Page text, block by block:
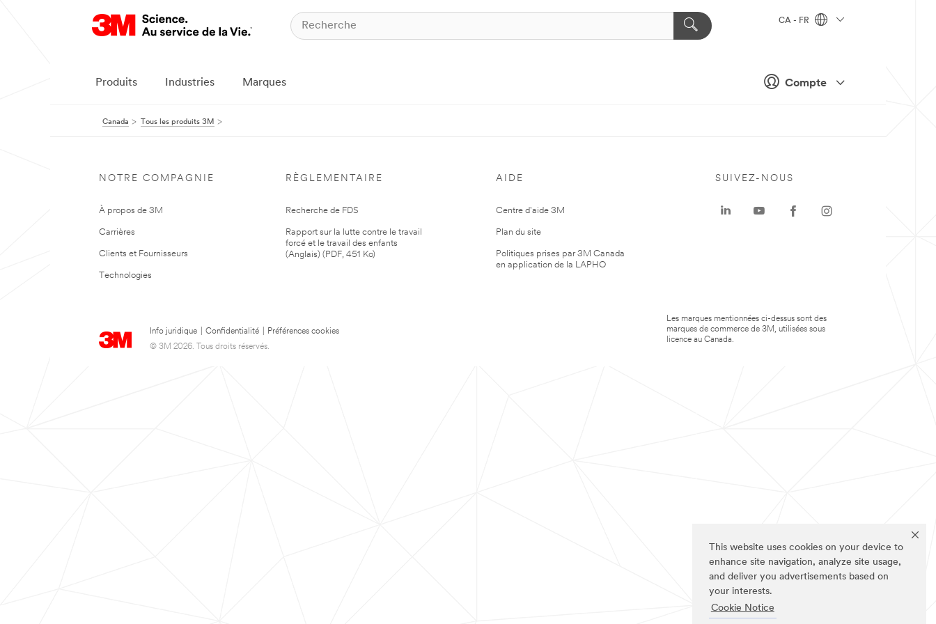
This website uses cookies on your device to
enhance site navigation, analyze site usage,
and deliver you advertisements based on
your interests.
Cookie Notice
Compte
CA - FR
Produits Industries Marques
Canada Tous les produits 3M
NOTRE COMPAGNIE
À propos de 3M
Carrières
Clients et Fournisseurs
Technologies
RÈGLEMENTAIRE
Recherche de FDS
Rapport sur la lutte contre le travail
forcé et le travail des enfants
(Anglais) (PDF, 451 Ko)
AIDE
Centre d'aide 3M
Plan du site
Politiques prises par 3M Canada
en application de la LAPHO
Info juridique Confidentialité
Préférences cookies
© 3M 2026. Tous droits réservés.
SUIVEZ-NOUS
Les marques mentionnées ci-dessus sont des
marques de commerce de 3M, utilisées sous
licence au Canada.